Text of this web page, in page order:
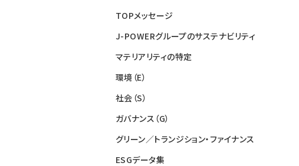
TOPメッセージ
J-POWERグループのサステナビリティ
マテリアリティの特定
環境（E）
社会（S）
ガバナンス（G）
グリーン／トランジション・ファイナンス
ESGデータ集